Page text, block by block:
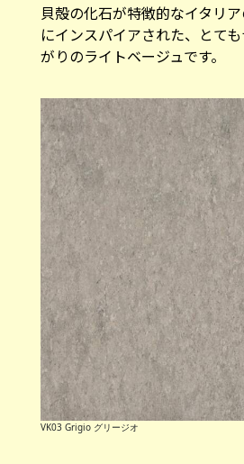
貝殻の化石が特徴的なイタリ
にインスパイアされた、とて
がりのライトベージュです。
VK03 Grigio グリージオ